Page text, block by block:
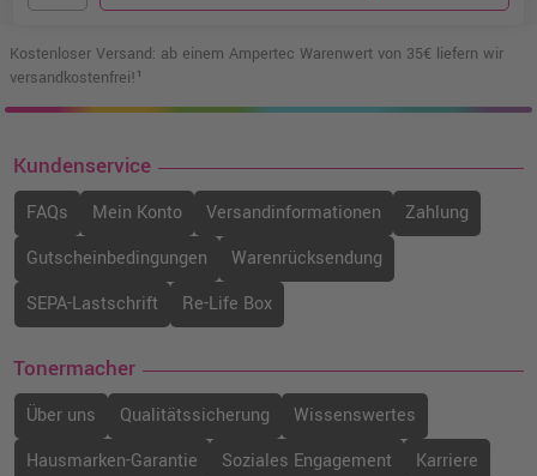
Kostenloser Versand: ab einem Ampertec Warenwert von 35€ liefern wir
versandkostenfrei!¹
Kundenservice
FAQs Mein Konto Versandinformationen
Zahlung
Gutscheinbedingungen
Warenrücksendung
SEPA-Lastschrift
Re-Life Box
Tonermacher
Über uns Qualitätssicherung
Wissenswertes
Hausmarken-Garantie
Soziales Engagement
Karriere